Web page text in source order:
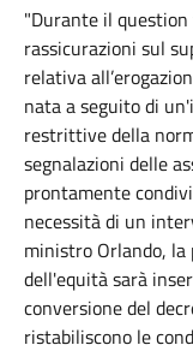
"Durante il
rassicurazioni sul
relativa
nata a seguito di
restrittive della
segnalazioni delle
prontamente
necessità di un
ministro Orlando,
dell'equità sarà
conversione del
ristabiliscono le